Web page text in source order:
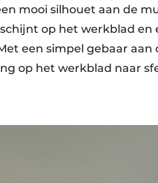
mooi silhouet aan de
op het werkblad en
een simpel gebaar
op het werkblad naar